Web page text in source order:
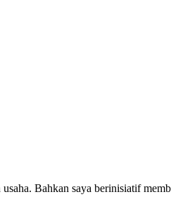
Bahkan saya berinisiatif